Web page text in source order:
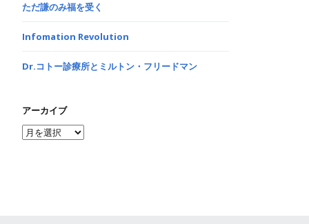
ただ謙のみ福を受く
Infomation Revolution
Dr.コトー診療所とミルトン・フリードマン
アーカイブ